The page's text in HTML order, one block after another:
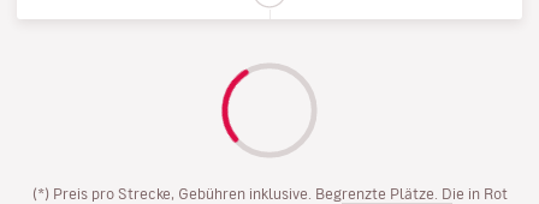
(*) Preis pro Strecke, Gebühren inklusive. Begrenzte Plätze. Die in Rot